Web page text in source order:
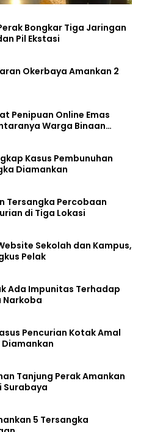
Bongkar Tiga Jaringan
Pil Ekstasi
Okerbaya Amankan 2
Penipuan Online Emas
Warga Binaan
Kasus Pembunuhan
Diamankan
Tersangka Percobaan
di Tiga Lokasi
Sekolah dan Kampus,
Pelak
Ada Impunitas Terhadap
Narkoba
Pencurian Kotak Amal
Diamankan
Tanjung Perak Amankan
Surabaya
5 Tersangka